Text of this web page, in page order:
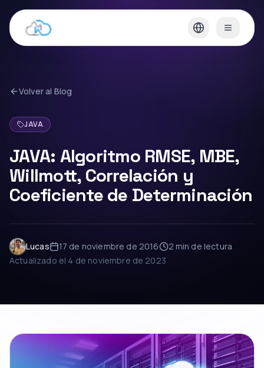
Volver al Blog
JAVA
JAVA: Algoritmo RMSE, MBE,
Willmott, Correlación y
Coeficiente de Determinación
Lucas 17 de noviembre de 2016 2 min de lectura
Actualizado el 4 de noviembre de 2023